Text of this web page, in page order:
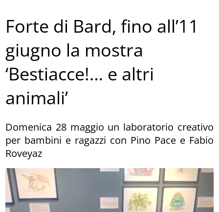
Forte di Bard, fino all’11
giugno la mostra
‘Bestiacce!… e altri
animali’
Domenica 28 maggio un laboratorio creativo
per bambini e ragazzi con Pino Pace e Fabio
Roveyaz